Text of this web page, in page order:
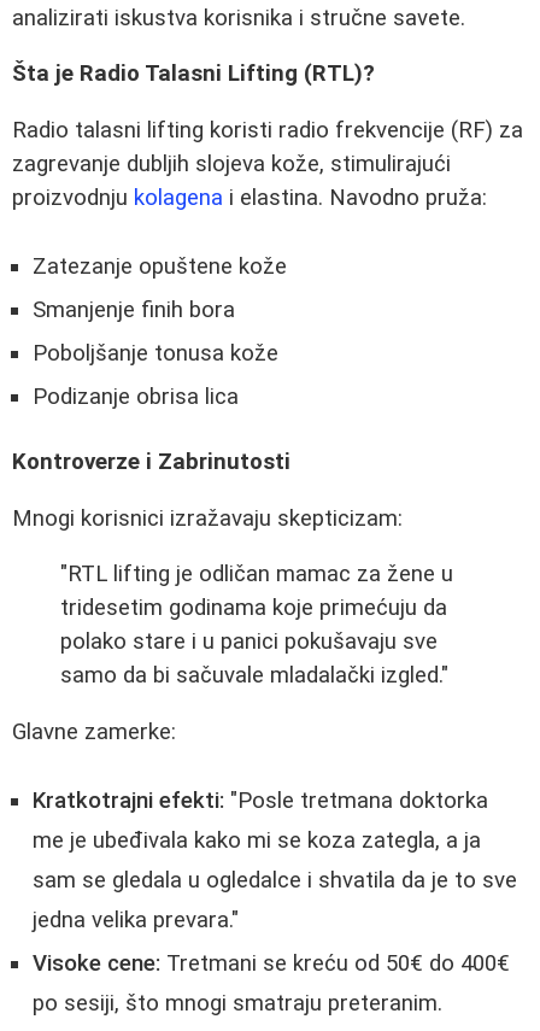
analizirati iskustva korisnika i stručne savete.
Šta je Radio Talasni Lifting (RTL)?
Radio talasni lifting koristi radio frekvencije (RF) za
zagrevanje dubljih slojeva kože, stimulirajući
proizvodnju kolagena i elastina. Navodno pruža:
Zatezanje opuštene kože
Smanjenje finih bora
Poboljšanje tonusa kože
Podizanje obrisa lica
Kontroverze i Zabrinutosti
Mnogi korisnici izražavaju skepticizam:
"RTL lifting je odličan mamac za žene u
tridesetim godinama koje primećuju da
polako stare i u panici pokušavaju sve
samo da bi sačuvale mladalački izgled."
Glavne zamerke:
Kratkotrajni efekti: "Posle tretmana doktorka
me je ubeđivala kako mi se koza zategla, a ja
sam se gledala u ogledalce i shvatila da je to sve
jedna velika prevara."
Visoke cene: Tretmani se kreću od 50€ do 400€
po sesiji, što mnogi smatraju preteranim.